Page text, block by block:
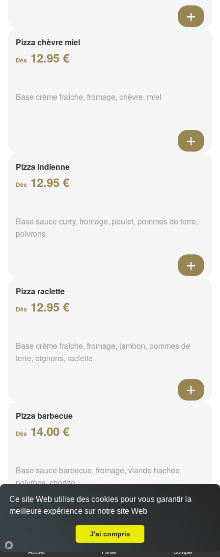
Pizza chèvre miel
Dès 12.95 €
Base crème fraîche, fromage, chèvre, miel
Pizza indienne
Dès 12.95 €
Base sauce curry, fromage, poulet, pommes de terre,
poivrons
Pizza raclette
Dès 12.95 €
Base crème fraîche, fromage, jambon, pommes de
terre, oignons, raclette
Pizza barbecue
Dès 14.00 €
Base sauce barbecue, fromage, viande hachée,
poivrons, chorizo
Accueil Panier Compte
Ce site Web utilise des cookies pour vous garantir la
meilleure expérience sur notre site Web
J'ai compris